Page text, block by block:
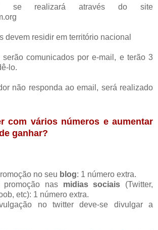
se realizará através do site
devem residir em território nacional
serão comunicados por e-mail, e terão 3
lo.
não responda ao email, será realizado
com vários números e aumentar
ganhar?
no seu blog: 1 número extra.
nasmidias sociais (Twitter,
etc): 1 número extra.
no twitter deve-se divulgar a